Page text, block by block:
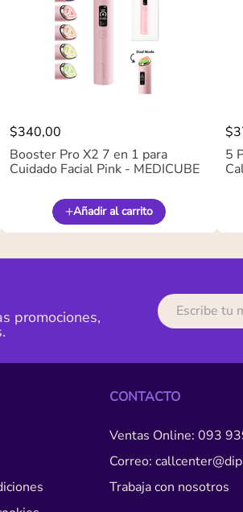
$340,00
Booster Pro X2 7 en 1 para
Cuidado Facial Pink - MEDICUBE
Añadir al carrito
$
5
promociones,
CONTACTO
Ventas Online: 093
Correo:
Trabaja con nosotros